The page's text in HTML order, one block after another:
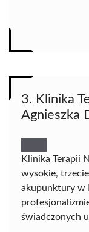
3. Klinika
Agnieszka
Klinika Terapii
wysokie,
akupunktury w
świadczonych